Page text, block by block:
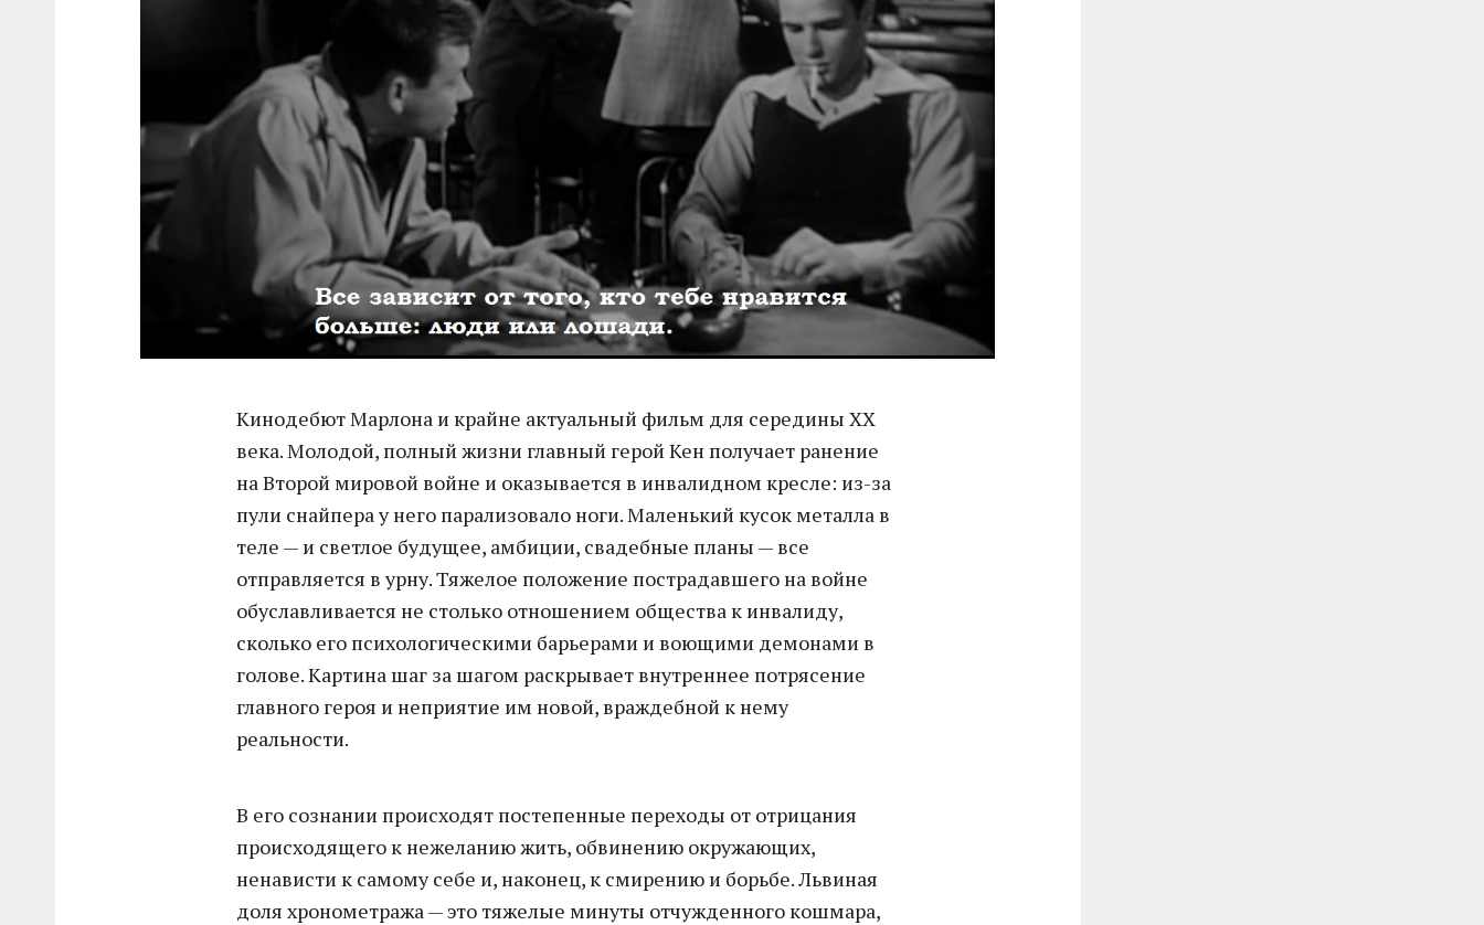
Кинодебют Марлона и крайне актуальный фильм для середины ХХ
века. Молодой, полный жизни главный герой Кен получает ранение
на Второй мировой войне и оказывается в инвалидном кресле: из-за
пули снайпера у него парализовало ноги. Маленький кусок металла в
теле — и светлое будущее, амбиции, свадебные планы — все
отправляется в урну. Тяжелое положение пострадавшего на войне
обуславливается не столько отношением общества к инвалиду,
сколько его психологическими барьерами и воющими демонами в
голове. Картина шаг за шагом раскрывает внутреннее потрясение
главного героя и неприятие им новой, враждебной к нему
реальности.
В его сознании происходят постепенные переходы от отрицания
происходящего к нежеланию жить, обвинению окружающих,
ненависти к самому себе и, наконец, к смирению и борьбе. Львиная
доля хронометража — это тяжелые минуты отчужденного кошмара,